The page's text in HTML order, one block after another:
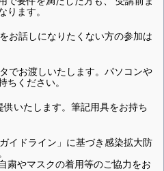
ります。
お話しになりたくない方の参加は
でお渡しいたします。パソコンや
ちください。
いたします。筆記用具をお持ち
イドライン」に基づき感染拡大防
粛やマスクの着用等のご協力をお